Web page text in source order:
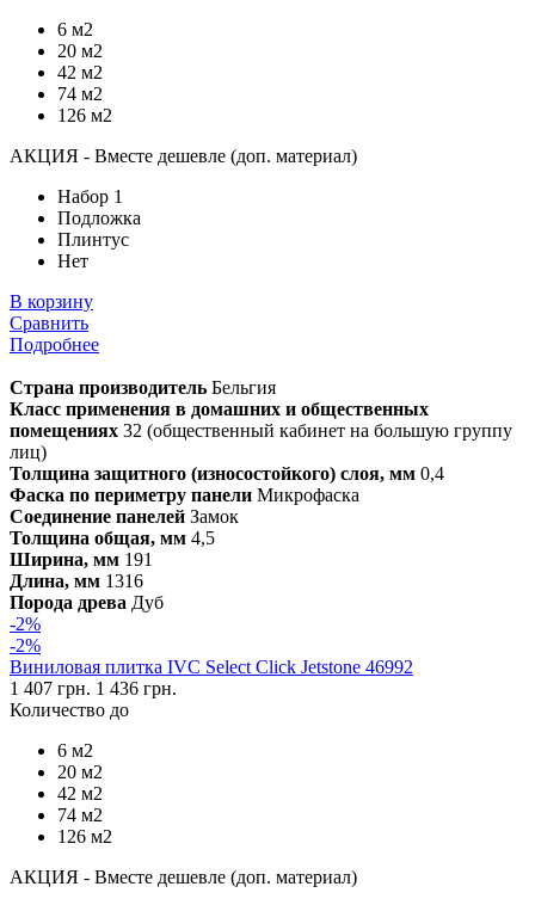
6 м2
20 м2
42 м2
74 м2
126 м2
АКЦИЯ - Вместе дешевле (доп. материал)
Набор 1
Подложка
Плинтус
Нет
В корзину
Сравнить
Подробнее
Страна производитель Бельгия
Класс применения в домашних и общественных
помещениях 32 (общественный кабинет на большую группу
лиц)
Толщина защитного (износостойкого) слоя, мм 0,4
Фаска по периметру панели Микрофаска
Соединение панелей Замок
Толщина общая, мм 4,5
Ширина, мм 191
Длина, мм 1316
Порода древа Дуб
-2%
-2%
Виниловая плитка IVC Select Click Jetstone 46992
1 407 грн. 1 436 грн.
Количество до
6 м2
20 м2
42 м2
74 м2
126 м2
АКЦИЯ - Вместе дешевле (доп. материал)